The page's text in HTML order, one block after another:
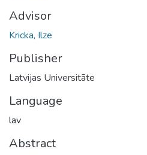
Advisor
Kricka, Ilze
Publisher
Latvijas Universitāte
Language
lav
Abstract